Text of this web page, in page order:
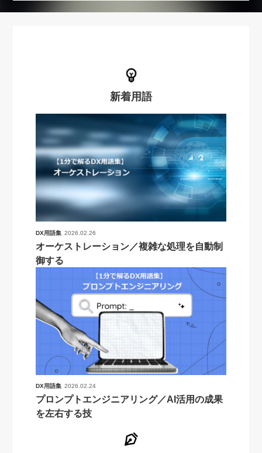
新着用語
DX用語集 2026.02.26
オーケストレーション／複雑な処理を自動制
御する
DX用語集 2026.02.24
プロンプトエンジニアリング／AI活用の成果
を左右する技